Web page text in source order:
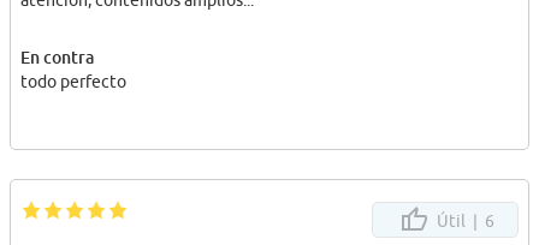
En contra
todo perfecto
Útil | 6